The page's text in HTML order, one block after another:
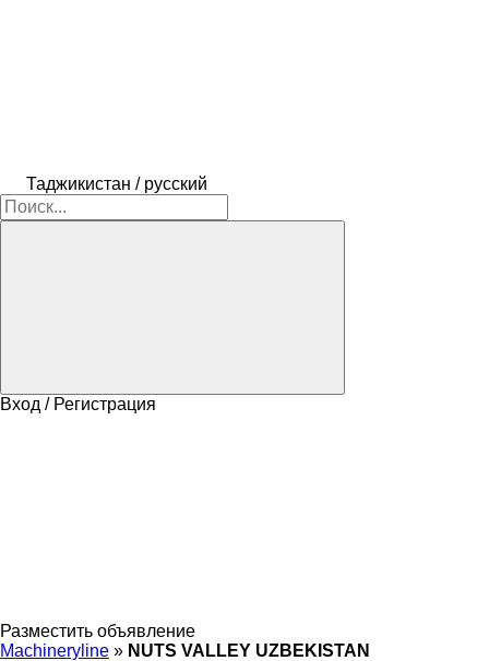
Таджикистан / русский
Вход / Регистрация
Разместить объявление
Machineryline » NUTS VALLEY UZBEKISTAN